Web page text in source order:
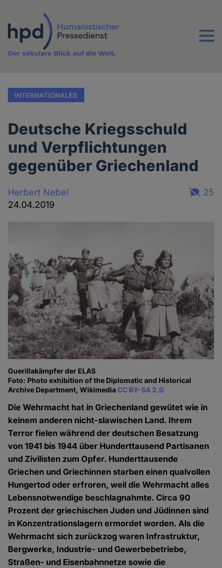
Inhalt
Menu
Der säkulare Blick auf die Welt.
INTERNATIONALES
Deutsche Kriegsschuld
und Verpflichtungen
gegenüber Griechenland
Herbert Nebel
24.04.2019
25
Guerillakämpfer der ELAS
Foto: Photo exhibition of the Diplomatic and Historical
Archive Department, WikimediaCC BY-SA 2.0
Die Wehrmacht hat in Griechenland gewütet wie in
keinem anderen nicht-slawischen Land. Ihrem
Terror fielen während der deutschen Besatzung
von 1941 bis 1944 über Hunderttausend Partisanen
und Zivilisten zum Opfer. Hunderttausende
Griechen und Griechinnen starben einen qualvollen
Hungertod oder erfroren, weil die Wehrmacht alles
Lebensnotwendige beschlagnahmte. Circa 90
Prozent der griechischen Juden und Jüdinnen sind
in Konzentrationslagern ermordet worden. Als die
Wehrmacht sich zurückzog waren Infrastruktur,
Bergwerke, Industrie- und Gewerbebetriebe,
Straßen- und Eisenbahnnetze sowie die